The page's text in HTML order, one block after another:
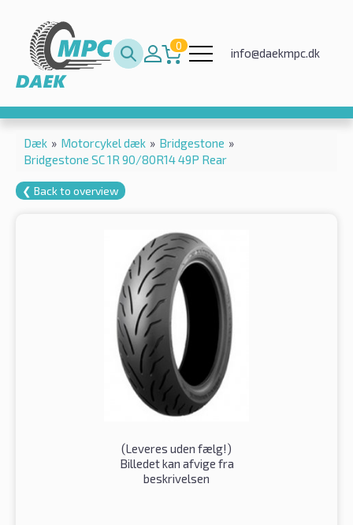
0
info@daekmpc.dk
Dæk » Motorcykel dæk » Bridgestone »
Bridgestone SC 1R 90/80R14 49P Rear
❮ Back to overview
(Leveres uden fælg!)
Billedet kan afvige fra
beskrivelsen